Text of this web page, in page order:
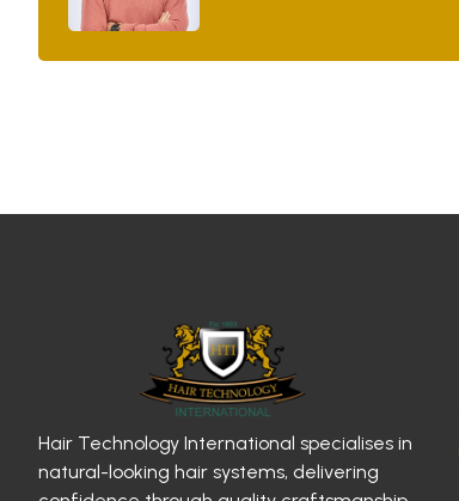
Hair Technology International specialises in
natural-looking hair systems, delivering